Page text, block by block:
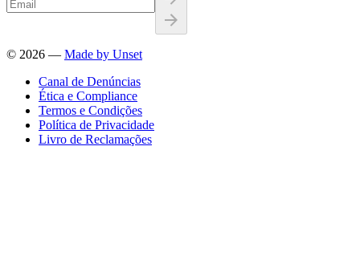
© 2026 — Made by Unset
Canal de Denúncias
Ética e Compliance
Termos e Condições
Política de Privacidade
Livro de Reclamações